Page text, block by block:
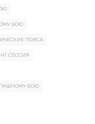
БОЮ
ПОЯСА
СЕССИЯ
БОЮ